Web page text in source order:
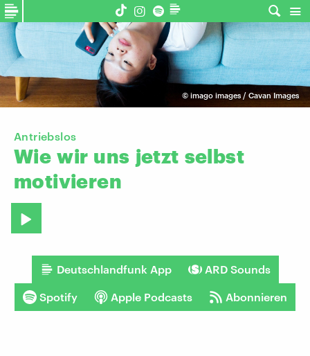
© imago images / Cavan Images
Antriebslos
Wie wir uns jetzt selbst
motivieren
Deutschlandfunk App ARD Sounds
Spotify Apple Podcasts Abonnieren